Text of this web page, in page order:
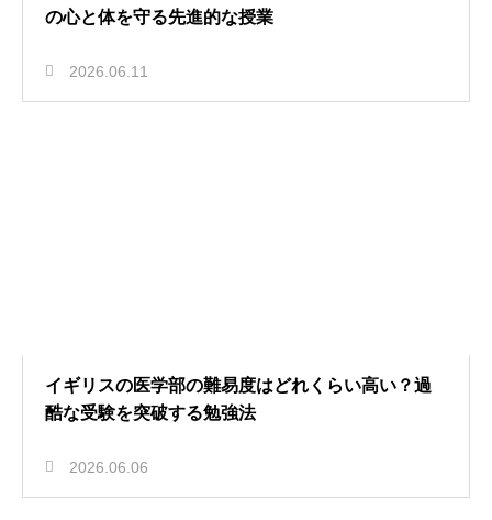
の心と体を守る先進的な授業
2026.06.11
イギリスの医学部の難易度はどれくらい高い？過
酷な受験を突破する勉強法
2026.06.06